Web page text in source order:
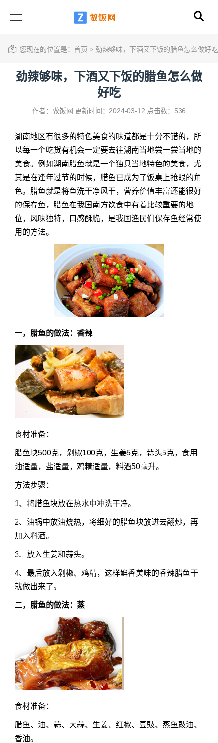
您现在的位置是： 首页 > 劲辣够味，下酒又下饭的腊鱼怎么做好吃
劲辣够味，下酒又下饭的腊鱼怎么做
好吃
作者：做饭网 更新时间：2024-03-12 点击数：536
湖南地区有很多的特色美食的味道都是十分不错的，所
以每一个吃货有机会一定要去往湖南当地尝一尝当地的
美食。例如湖南腊鱼就是一个独具当地特色的美食，尤
其是在逢年过节的时候，腊鱼已成为了饭桌上抢眼的角
色。腊鱼就是将鱼洗干净风干，营养价值丰富还能很好
的保存鱼，腊鱼在我国南方饮食中有着比较重要的地
位，风味独特，口感酥脆，是我国渔民们保存鱼经常使
用的方法。
一，腊鱼的做法：香辣
食材准备：
腊鱼块500克，剁椒100克，生姜5克，蒜头5克，食用
油适量，盐适量，鸡精适量，料酒50毫升。
方法步骤：
1、将腊鱼块放在热水中冲洗干净。
2、油锅中放油烧热，将细好的腊鱼块放进去翻炒，再
加入料酒。
3、放入生姜和蒜头。
4、最后放入剁椒、鸡精，这样鲜香美味的香辣腊鱼干
就做出来了。
二，腊鱼的做法：蒸
食材准备：
腊鱼、油、蒜、大蒜、生姜、红椒、豆豉、蒸鱼豉油、
香油。